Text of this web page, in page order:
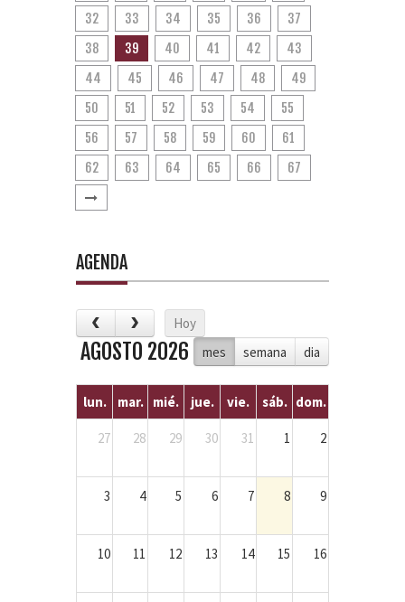
32
33 34 35 36
37
38
39 40 41 42
43
44
45 46 47 48
49
50
51 52 53 54
55
56
57 58 59 60
61
62
63 64 65 66 67
AGENDA
Hoy
mes
semana dia
AGOSTO 2026
lun. mar. mié. jue. vie. sáb. dom.
27 28 29 30 31 1 2
3 4 5 6 7 8 9
10 11 12 13 14 15 16